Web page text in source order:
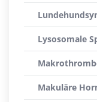
Lysosomale
Makuläre